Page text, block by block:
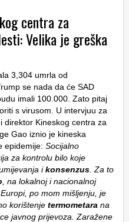
centra za
Velika je greška
3,304 umrla od
se nada da će SAD
imali 100.000. Zato pitaj
s virusom. U intervjuu za
direktor Kineskog centra za
Gao iznio je kineska
epidemije: Socijalno
za kontrolu bilo koje
ikonsenzus . Za to
, na lokalnoj i nacionalnoj
po mom mišljenju, je
korištenje termometara na
javnog prijevoza. Zaražene